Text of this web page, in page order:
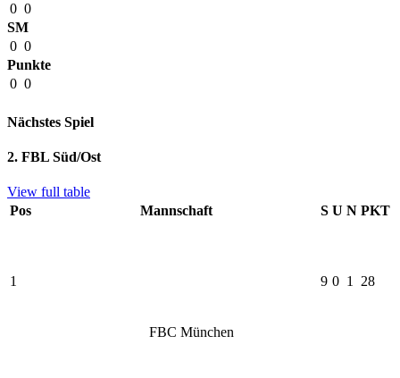
0 0
SM
0 0
Punkte
0 0
Nächstes Spiel
2. FBL Süd/Ost
View full table
Pos
Mannschaft S U N PKT
1
FBC München
9 0 1 28